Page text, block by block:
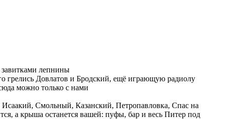
лепнины
грелись Довлатов и Бродский, ещё играющую радиолу
можно только с нами
Смольный, Казанский, Петропавловка, Спас на
а крыша останется вашей: пуфы, бар и весь Питер под